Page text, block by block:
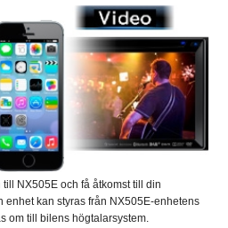
NX505E och få åtkomst till din
enhet kan styras från NX505E-enhetens
om till bilens högtalarsystem.